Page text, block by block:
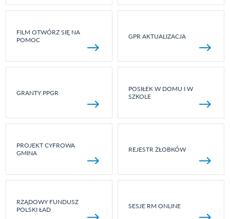
FILM OTWÓRZ SIĘ NA
POMOC
GPR AKTUALIZACJA
GRANTY PPGR
POSIŁEK W DOMU I W
SZKOLE
PROJEKT CYFROWA
GMINA
REJESTR ŻŁOBKÓW
RZĄDOWY FUNDUSZ
POLSKI ŁAD
SESJE RM ONLINE